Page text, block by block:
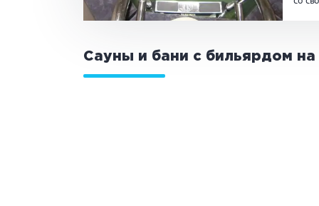
ПРИМЕНИТЬ ФИЛЬТРЫ
Сауны и бани с бильярдом